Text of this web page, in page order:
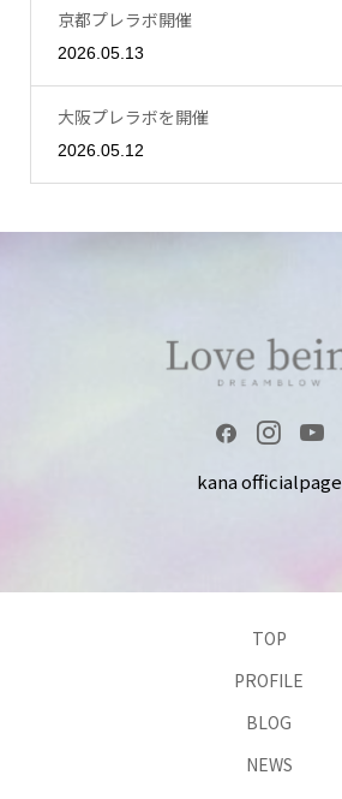
京都プレラボ開催
2026.05.13
大阪プレラボを開催
2026.05.12
kana officialpage
TOP
PROFILE
BLOG
NEWS